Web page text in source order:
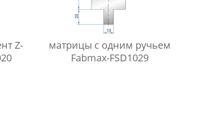
Z-
матрицы с одним ручьем
Fabmax-FSD1029